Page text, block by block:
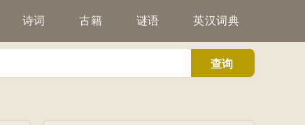
诗词 古籍 谜语 英汉词典
查询